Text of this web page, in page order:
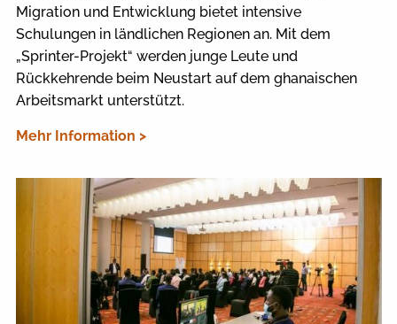
Migration und Entwicklung bietet intensive
Schulungen in ländlichen Regionen an. Mit dem
„Sprinter-Projekt“ werden junge Leute und
Rückkehrende beim Neustart auf dem ghanaischen
Arbeitsmarkt unterstützt.
Mehr Information >